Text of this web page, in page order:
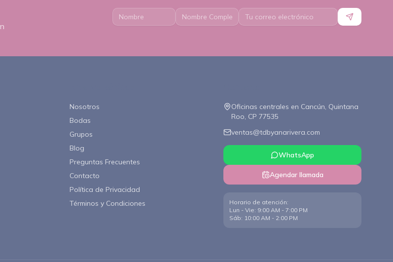
Nosotros
Bodas
Grupos
Blog
Preguntas Frecuentes
Contacto
Política de Privacidad
Términos y Condiciones
Oficinas centrales en Cancún, Quintana
Roo, CP 77535
ventas@tdbyanarivera.com
WhatsApp
Agendar llamada
Horario de atención:
Lun - Vie: 9:00 AM - 7:00 PM
Sáb: 10:00 AM - 2:00 PM